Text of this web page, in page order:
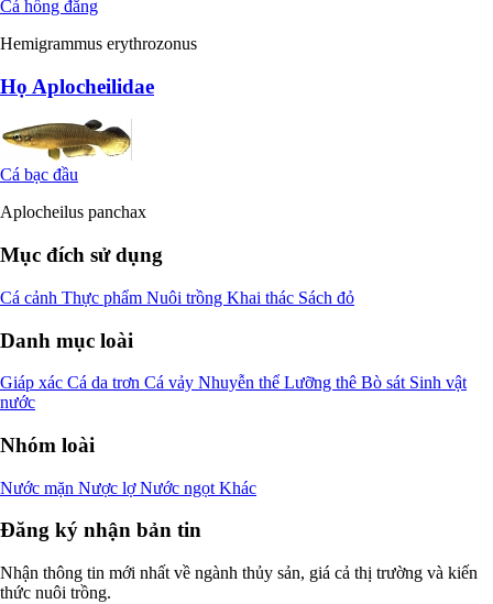
Cá hồng đăng
Hemigrammus erythrozonus
Họ Aplocheilidae
Cá bạc đầu
Aplocheilus panchax
Mục đích sử dụng
Cá cảnh Thực phẩm Nuôi trồng Khai thác Sách đỏ
Danh mục loài
Giáp xác Cá da trơn Cá vảy Nhuyễn thể Lưỡng thê Bò sát Sinh vật
nước
Nhóm loài
Nước mặn Nược lợNước ngọt Khác
Đăng ký nhận bản tin
Nhận thông tin mới nhất về ngành thủy sản, giá cả thị trường và kiến
thức nuôi trồng.